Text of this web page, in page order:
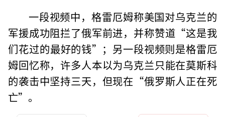
一段视频中，格雷厄姆称美国对乌克兰的
军援成功阻拦了俄军前进，并称赞道“这是我
们花过的最好的钱”；另一段视频则是格雷厄
姆回忆称，许多人本以为乌克兰只能在莫斯科
的袭击中坚持三天，但现在“俄罗斯人正在死
亡”。